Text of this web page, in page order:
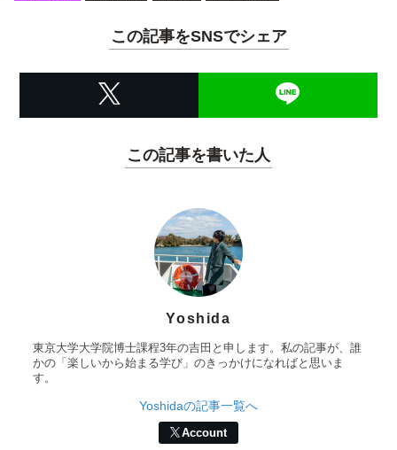
この記事をSNSでシェア
この記事を書いた人
Yoshida
東京大学大学院博士課程3年の吉田と申します。私の記事が、誰
かの「楽しいから始まる学び」のきっかけになればと思いま
す。
Yoshidaの記事一覧へ
Account